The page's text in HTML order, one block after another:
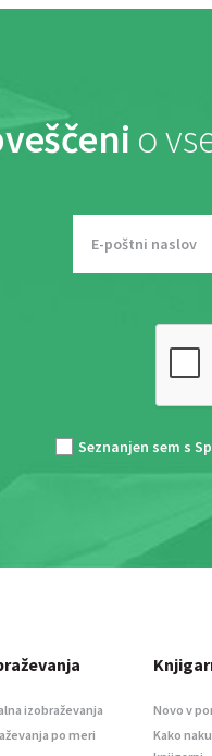
o
Seznanjen sem s
izobraževanja
po meri
Novo v
Kako